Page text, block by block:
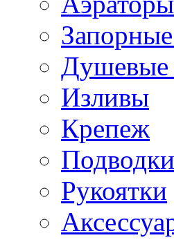
Душевые
Изливы
Крепеж
Подводки
Рукоятки